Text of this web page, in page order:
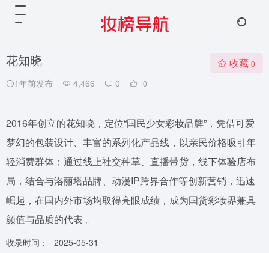
花知晓
1年前发布 4,466 0 0
收藏 0
2016年创立的花知晓，定位“国民少女彩妆品牌”，凭借可爱
梦幻的包装设计、丰富的系列化产品线，以亲民价格吸引年
轻消费群体；通过线上社交种草、直播带货，线下体验店布
局，结合与洛丽塔品牌、动漫IP跨界合作等创新营销，迅速
崛起，在国内外市场均取得亮眼成绩，成为国货彩妆界兼具
颜值与品质的代表 。
收录时间： 2025-05-31